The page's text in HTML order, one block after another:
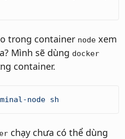
trong container node xem
Mình sẽ dùng docker
container.
node sh
chạy chưa có thể dùng